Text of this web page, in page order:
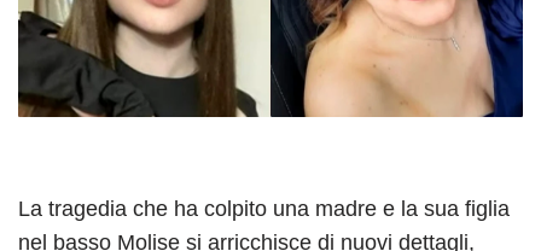
La tragedia che ha colpito una madre e la sua figlia
nel basso Molise si arricchisce di nuovi dettagli,